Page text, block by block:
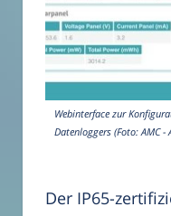
Webinterface zur
Datenloggers (Foto: AMC
Der IP65-